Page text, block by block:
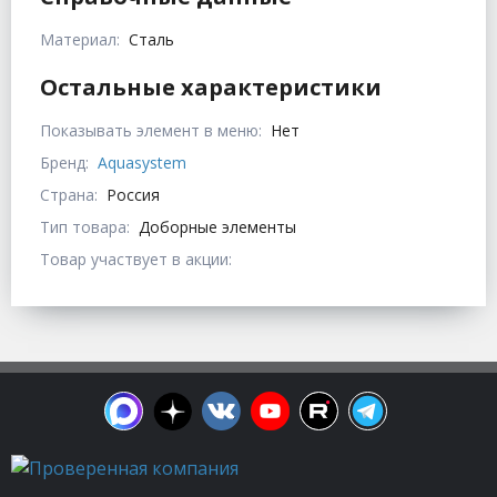
Материал: Сталь
Остальные характеристики
Показывать элемент в меню: Нет
Бренд: Aquasystem
Страна: Россия
Тип товара: Доборные элементы
Товар участвует в акции: